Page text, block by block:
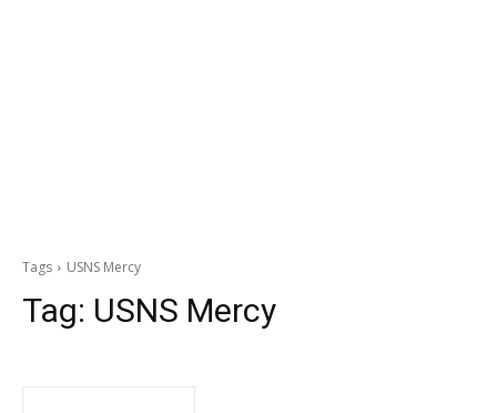
Tags USNS Mercy
Tag: USNS Mercy